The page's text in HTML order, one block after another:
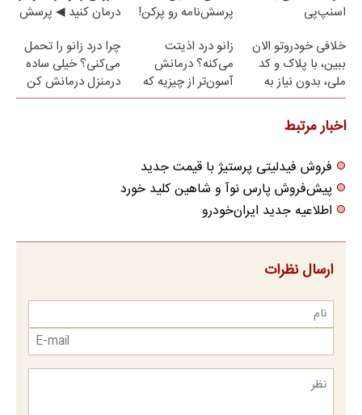
اسنپ‌پی
پرسش‌نامه رو پرکن!
درمان کنید ◀ پرسش
خلافی خودروتو الان
ببین، با پلاک و کد
ملی، بدون نیاز به
مراجعه حضوری
زانو درد اذیتت
می‌کنه؟ درمانش
آسون‌تر از چیزیه که
فکر
چرا درد زانو را تحمل
می‌کنی؟ خیلی ساده
درمنزل درمانش کن
اخبار مرتبط
فروش فیدلیتی پرستیژ با قیمت جدید
پیش‌فروش پارس نوآ و شاهین کلید خورد
اطلاعیه جدید ایران‌خودرو
ارسال نظرات